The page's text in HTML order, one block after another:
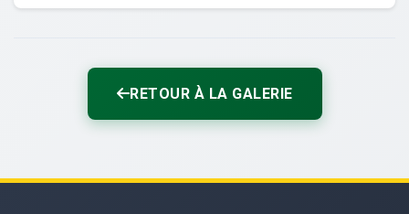
RETOUR À LA GALERIE